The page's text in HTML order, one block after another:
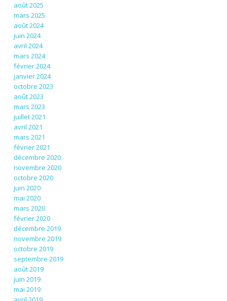
août 2025
mars 2025
août 2024
juin 2024
avril 2024
mars 2024
février 2024
janvier 2024
octobre 2023
août 2023
mars 2023
juillet 2021
avril 2021
mars 2021
février 2021
décembre 2020
novembre 2020
octobre 2020
juin 2020
mai 2020
mars 2020
février 2020
décembre 2019
novembre 2019
octobre 2019
septembre 2019
août 2019
juin 2019
mai 2019